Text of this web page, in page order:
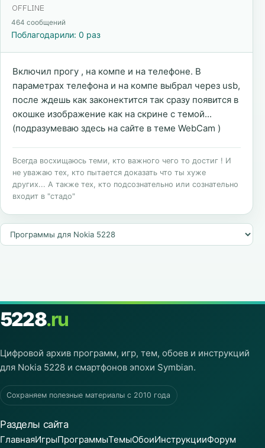
464 сообщений
Поблагодарили: 0 раз
Включил прогу , на компе и на телефоне. В
параметрах телефона и на компе выбрал через usb,
после ждешь как законектится так сразу появится в
окошке изображение как на скрине с темой...
(подразумеваю здесь на сайте в теме WebCam )
Всегда восхищаюсь теми, кто важного чего то достиг ! И
не уважаю тех, кто пытается доказать что ты хуже
других... А также тех, кто подсознательно или сознательно
входит в "стадо"
5228.ru
Цифровой архив программ, игр, тем, обоев и инструкций
для Nokia 5228 и смартфонов эпохи Symbian.
Сохраняем полезные материалы с 2010 года
Разделы сайта
ГлавнаяИгрыПрограммыТемыОбоиИнструкцииФорум